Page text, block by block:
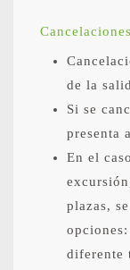
Cancelaciones
de la
Si se
presenta
En el
plazas,
diferente